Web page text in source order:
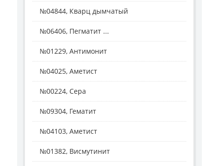
№04844, Кварц дымчатый
№06406, Пегматит ...
№01229, Антимонит
№04025, Аметист
№00224, Сера
№09304, Гематит
№04103, Аметист
№01382, Висмутинит